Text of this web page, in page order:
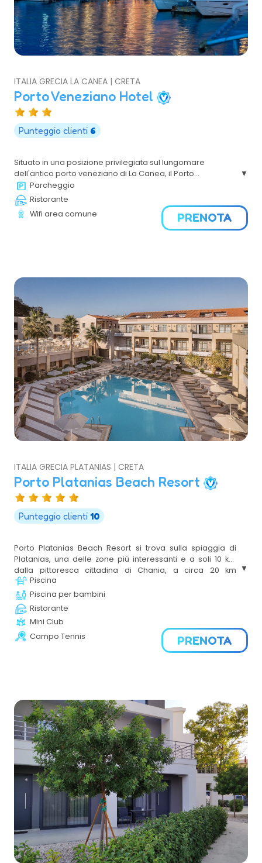
ITALIA GRECIA LA CANEA | CRETA
Porto Veneziano Hotel
Punteggio clienti 6
Situato in una posizione privilegiata sul lungomare
dell'antico porto veneziano di La Canea, il Porto
Veneziano Hotel offre viste panoramiche e alloggi dal
design minimale in stile marittimo.
Parcheggio
Ristorante
Wifi area comune
PRENOTA
ITALIA GRECIA PLATANIAS | CRETA
Porto Platanias Beach Resort
Punteggio clienti 10
Porto Platanias Beach Resort si trova sulla spiaggia di
Platanias, una delle zone più interessanti e a soli 10 km
dalla pittoresca cittadina di Chania, a circa 20 km
dall'aeroporto internazionale di Chania e a breve distanza
in auto da tutti i principali punti di interesse di Creta
occidentale.
Piscina
Piscina per bambini
Ristorante
Mini Club
Campo Tennis
PRENOTA